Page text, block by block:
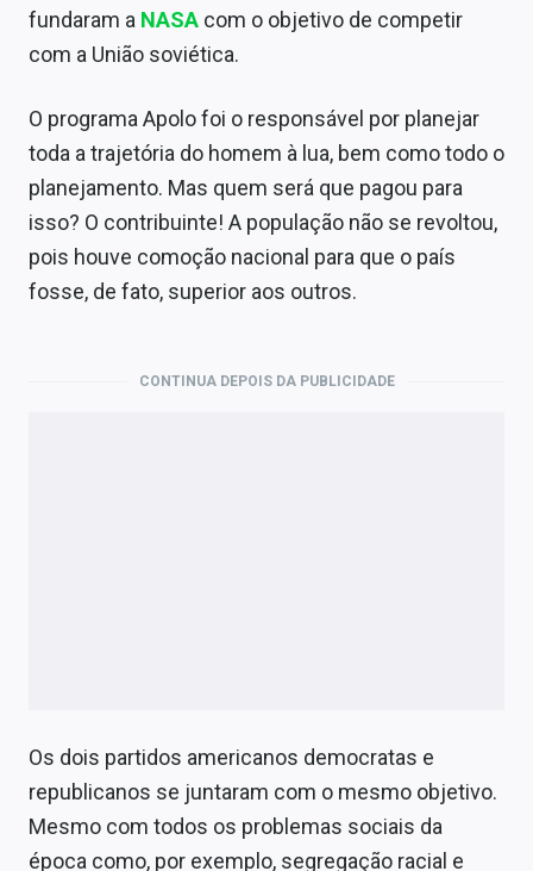
fundaram a NASA com o objetivo de competir
com a União soviética.
O programa Apolo foi o responsável por planejar
toda a trajetória do homem à lua, bem como todo o
planejamento. Mas quem será que pagou para
isso? O contribuinte! A população não se revoltou,
pois houve comoção nacional para que o país
fosse, de fato, superior aos outros.
CONTINUA DEPOIS DA PUBLICIDADE
Os dois partidos americanos democratas e
republicanos se juntaram com o mesmo objetivo.
Mesmo com todos os problemas sociais da
época como, por exemplo, segregação racial e